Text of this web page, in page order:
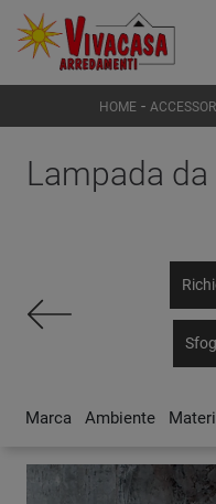
HOME-
Lampada da
Marca Ambiente